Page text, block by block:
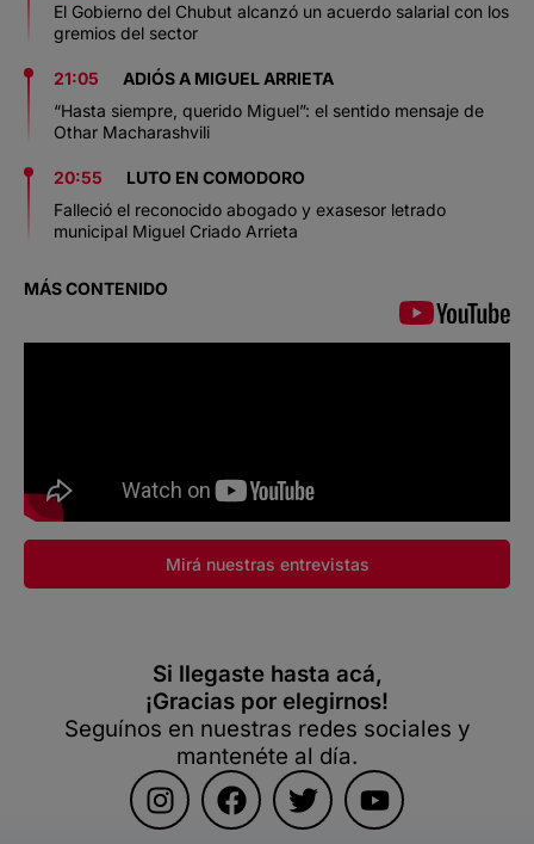
El Gobierno del Chubut alcanzó un acuerdo salarial con los
gremios del sector
21:05
ADIÓS A MIGUEL ARRIETA
“Hasta siempre, querido Miguel”: el sentido mensaje de
Othar Macharashvili
20:55
LUTO EN COMODORO
Falleció el reconocido abogado y exasesor letrado
municipal Miguel Criado Arrieta
MÁS CONTENIDO
Mirá nuestras entrevistas
Si llegaste hasta acá,
¡Gracias por elegirnos!
Seguínos en nuestras redes sociales y
mantenéte al día.